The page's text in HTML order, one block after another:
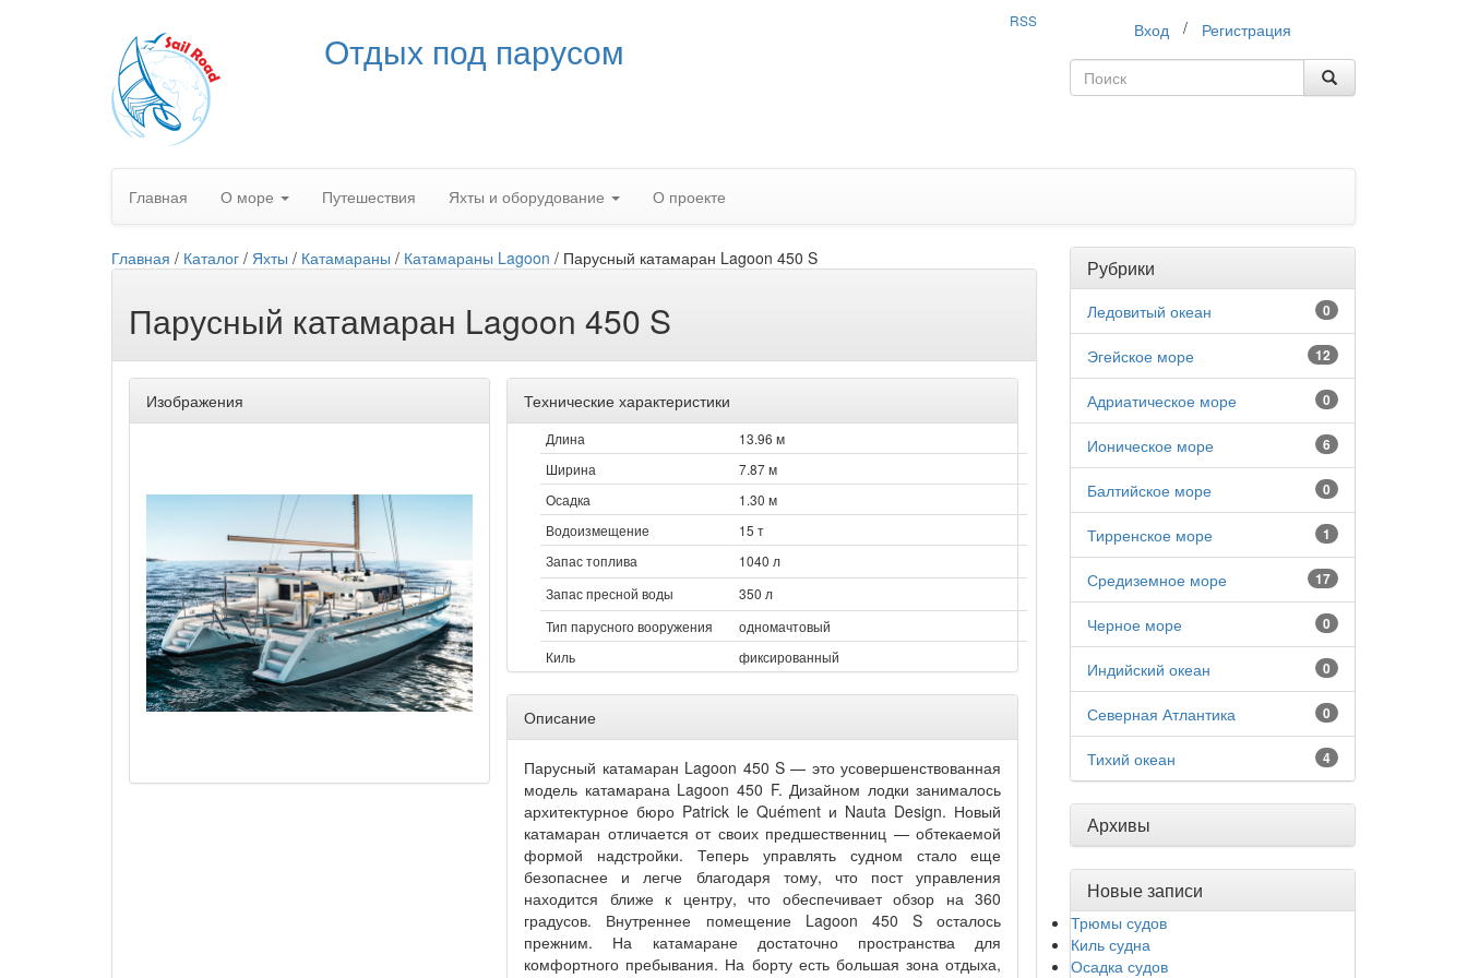
RSS
Отдых под парусом Вход / Регистрация
Главная О море Путешествия Яхты и оборудование О проекте
Главная / Каталог / Яхты / Катамараны / Катамараны Lagoon / Парусный катамаран Lagoon 450 S
Парусный катамаран Lagoon 450 S
Изображения Технические характеристики
Длина
13.96 м
Ширина
7.87 м
Осадка
1.30 м
Водоизмещение
15 т
Запас топлива
1040 л
Запас пресной воды
350 л
Тип парусного вооружения
одномачтовый
Киль
фиксированный
Описание
Парусный катамаран Lagoon 450 S — это усовершенствованная
модель катамарана Lagoon 450 F. Дизайном лодки занималось
архитектурное бюро Patrick le Quément и Nauta Design. Новый
катамаран отличается от своих предшественниц — обтекаемой
формой надстройки. Теперь управлять судном стало еще
безопаснее и легче благодаря тому, что пост управления
находится ближе к центру, что обеспечивает обзор на 360
градусов. Внутреннее помещение Lagoon 450 S осталось
прежним. На катамаране достаточно пространства для
комфортного пребывания. На борту есть большая зона отдыха,
Рубрики
0
Ледовитый океан
12
Эгейское море
0
Адриатическое море
6
Ионическое море
0
Балтийское море
1
Тирренское море
17
Средиземное море
0
Черное море
0
Индийский океан
0
Северная Атлантика
4
Тихий океан
Архивы
Новые записи
Трюмы судов
Киль судна
Осадка судов